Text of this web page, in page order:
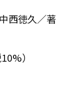
西徳久／著
）